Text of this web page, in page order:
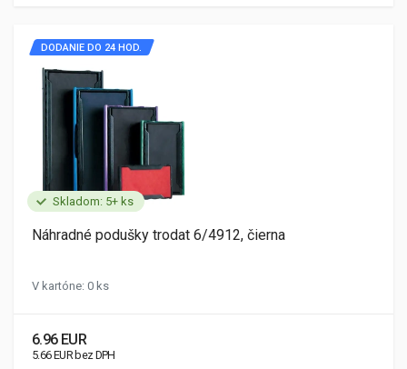
Skladom: 5+ ks
DODANIE DO 24 HOD.
Náhradné podušky trodat 6/4912, čierna
V kartóne: 0 ks
6.96 EUR
5.66 EUR bez DPH